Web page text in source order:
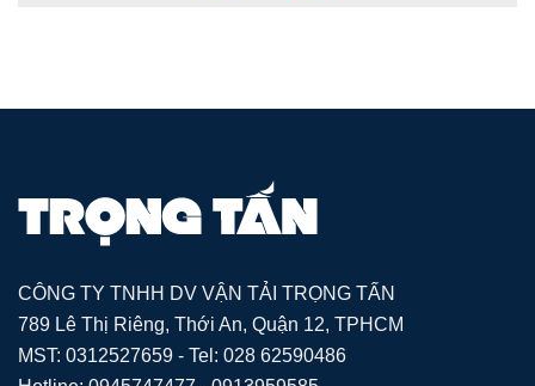
CÔNG TY TNHH DV VẬN TẢI TRỌNG TẤN
789 Lê Thị Riêng, Thới An, Quận 12, TPHCM
MST: 0312527659 - Tel: 028 62590486